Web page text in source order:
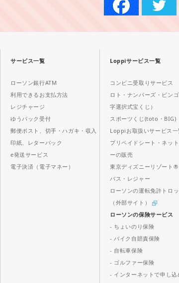
サービス一覧
ローソン銀行ATM
利用できるお支払方法
レジチャージ
ゆうパック受付
郵便ポスト、切手・ハガキ・収入
印紙、レターパック
e発送サービス
電子決済（電子マネー）
Loppiサービス一覧
コンビニ受取りサービス
ロト・ナンバーズ・ビン
字選択式宝くじ）
スポーツくじ(toto・BIG)
Loppiお取扱いサービス一
プリペイドシート・ネッ
ーの販売
東京ディズニーリゾート®
バス・レジャー
ローソンの運転免許トロッ
（外部サイト）
ローソンの保険サービス
- ちょいのり保険
- バイク自賠責保険
- 自転車保険
- ゴルファー保険
- インターネットで申し込